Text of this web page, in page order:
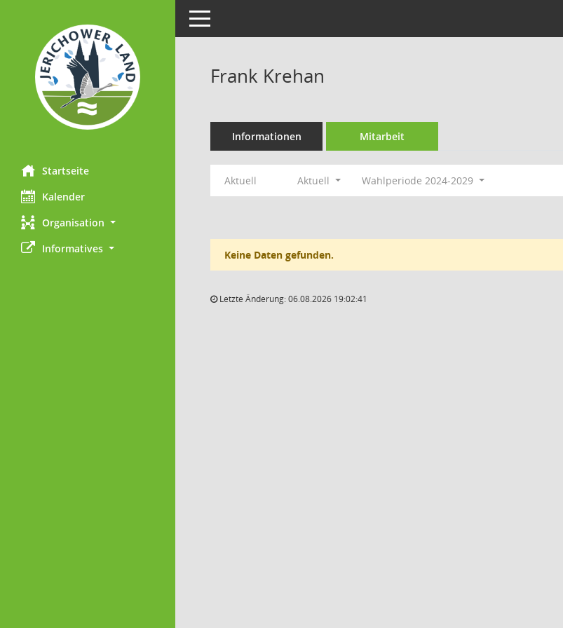
Startseite
Kalender
Organisation
Informatives
Toggle navigation
Frank Krehan
Informationen Mitarbeit
Aktuell Aktuell Wahlperiode 2024-2029
Keine Daten gefunden.
Letzte Änderung: 06.08.2026 19:02:41